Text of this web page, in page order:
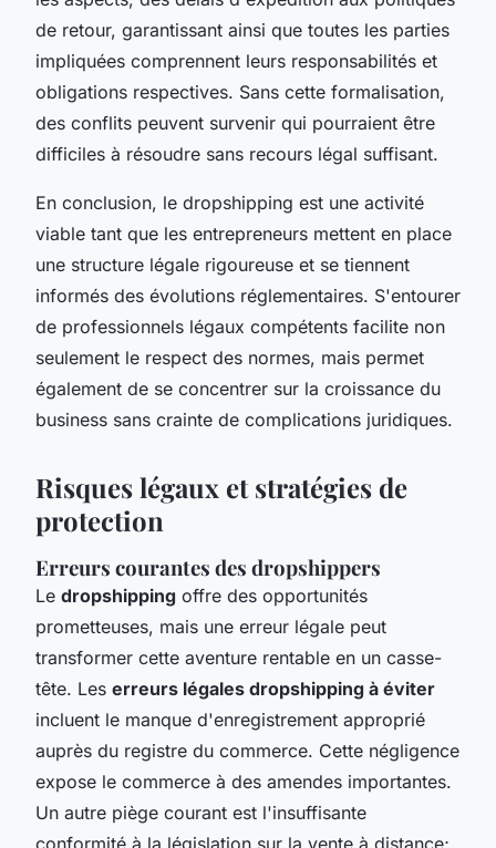
de retour, garantissant ainsi que toutes les parties
impliquées comprennent leurs responsabilités et
obligations respectives. Sans cette formalisation,
des conflits peuvent survenir qui pourraient être
difficiles à résoudre sans recours légal suffisant.
En conclusion, le dropshipping est une activité
viable tant que les entrepreneurs mettent en place
une structure légale rigoureuse et se tiennent
informés des évolutions réglementaires. S'entourer
de professionnels légaux compétents facilite non
seulement le respect des normes, mais permet
également de se concentrer sur la croissance du
business sans crainte de complications juridiques.
Risques légaux et stratégies de
protection
Erreurs courantes des dropshippers
Le dropshipping offre des opportunités
prometteuses, mais une erreur légale peut
transformer cette aventure rentable en un casse-
tête. Les erreurs légales dropshipping à éviter
incluent le manque d'enregistrement approprié
auprès du registre du commerce. Cette négligence
expose le commerce à des amendes importantes.
Un autre piège courant est l'insuffisante
conformité à la législation sur la vente à distance;